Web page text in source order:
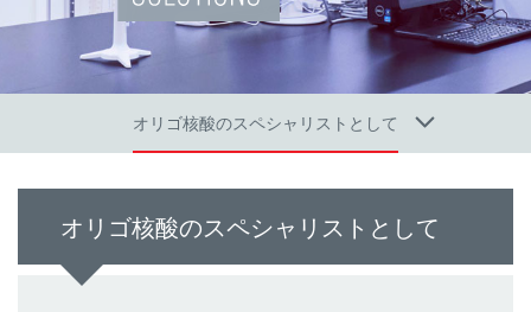
オリゴ核酸のスペシャリストとして
オリゴ核酸のスペシャリストとして